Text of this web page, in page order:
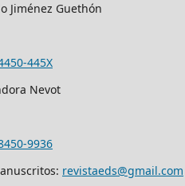
Jiménez Guethón
445X
Nevot
9936
revistaeds@gmail.com